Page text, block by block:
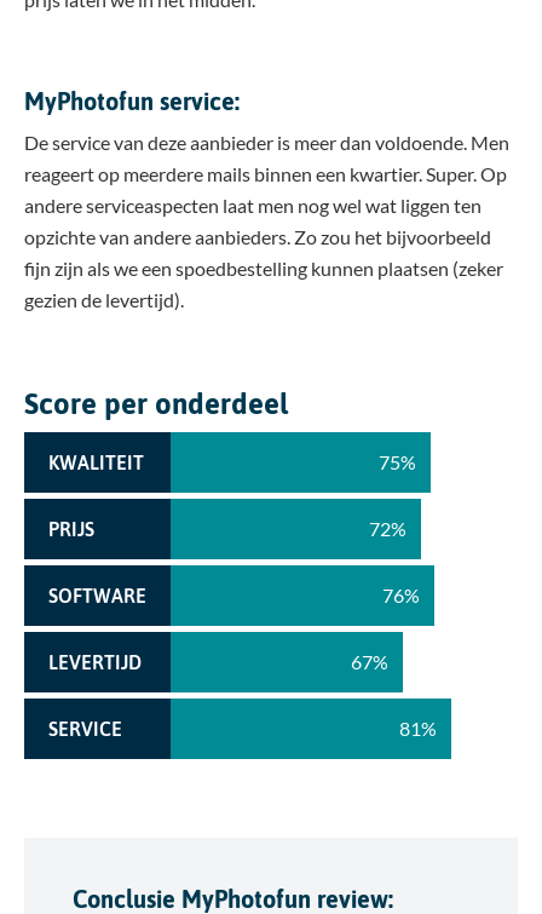
MyPhotofun service:
De service van deze aanbieder is meer dan voldoende. Men
reageert op meerdere mails binnen een kwartier. Super. Op
andere serviceaspecten laat men nog wel wat liggen ten
opzichte van andere aanbieders. Zo zou het bijvoorbeeld
fijn zijn als we een spoedbestelling kunnen plaatsen (zeker
gezien de levertijd).
Score per onderdeel
KWALITEIT
PRIJS
SOFTWARE
LEVERTIJD
SERVICE
75%
72%
76%
67%
81%
Conclusie MyPhotofun review: